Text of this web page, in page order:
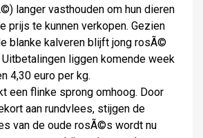
langer vasthouden om hun dieren
prijs te kunnen verkopen. Gezien
blanke kalveren blijft jong rosÃ©
liggen komende week
4,30 euro per kg.
een flinke sprong omhoog. Door
aan rundvlees, stijgen de
van de oude rosÃ©s wordt nu